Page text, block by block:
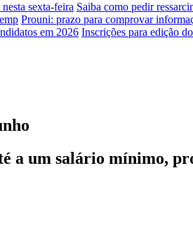
sexta-feira Saiba como pedir
Prouni: prazo para comprovar
em 2026 Inscrições para edição
a um salário mínimo,